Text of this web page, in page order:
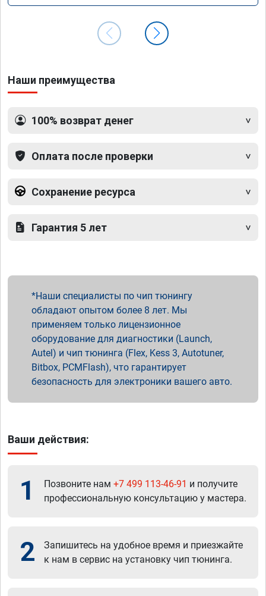
Наши преимущества
100% возврат денег
Оплата после проверки
Сохранение ресурса
Гарантия 5 лет
Наши специалисты по чип тюнингу
обладают опытом более 8 лет. Мы
применяем только лицензионное
оборудование для диагностики (Launch,
Autel) и чип тюнинга (Flex, Kess 3, Autotuner,
Bitbox, PCMFlash), что гарантирует
безопасность для электроники вашего авто.
Ваши действия:
1 Позвоните нам +7 499 113-46-91 и получите
профессиональную консультацию у мастера.
2
Запишитесь на удобное время и приезжайте
к нам в сервис на установку чип тюнинга.